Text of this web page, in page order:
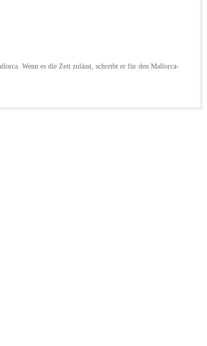
Wenn es die Zeit zulässt, schreibt er für den Mallorca-